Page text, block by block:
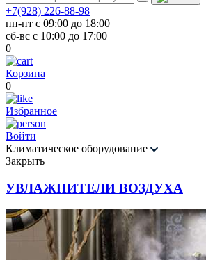
+7(928) 226-88-98
пн-пт с 09:00 до 18:00
сб-вс с 10:00 до 17:00
0
Корзина
0
Избранное
Войти
Климатическое оборудование
Закрыть
УВЛАЖНИТЕЛИ ВОЗДУХА